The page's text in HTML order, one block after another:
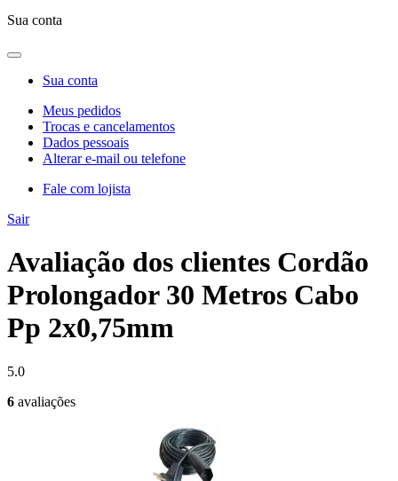
Sua conta
Sua conta
Meus pedidos
Trocas e cancelamentos
Dados pessoais
Alterar e-mail ou telefone
Fale com lojista
Sair
Avaliação dos clientes Cordão
Prolongador 30 Metros Cabo
Pp 2x0,75mm
5.0
6 avaliações